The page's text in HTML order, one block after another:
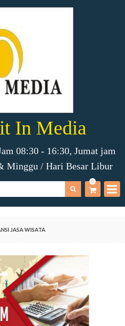
In Media
08:30 - 16:30, Jumat jam
Minggu / Hari Besar Libur
0
JASA WISATA